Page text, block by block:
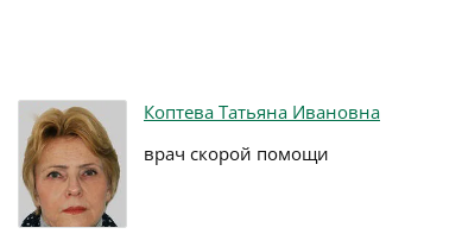
Коптева Татьяна Ивановна
врач скорой помощи